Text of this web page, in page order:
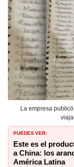
La empresa
PUEDES VER:
Este es el
a China: los
América Latina